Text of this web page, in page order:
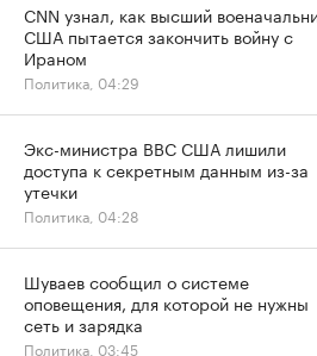
CNN узнал, как высший
США пытается закончить войну с
Ираном
Политика, 04:29
Экс-министра ВВС США лишили
доступа к секретным данным из-за
утечки
Политика, 04:28
Шуваев сообщил о системе
оповещения, для которой не нужны
сеть и зарядка
Политика, 03:45